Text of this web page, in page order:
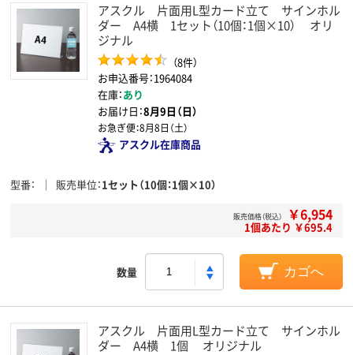
アスクル 片面用L型カード立て サインホル
ダー A4横 1セット（10個：1個×10） オリ
ジナル
（8件）
お申込番号：1964084
在庫：あり
お届け日：8月9日（日）
お急ぎ便：8月8日（土）
アスクル在庫商品
型番 販売単位 1セット（10個：1個×10）
販売価格（税込） ￥6,954
1個あたり ￥695.4
数量 カゴへ
アスクル 片面用L型カード立て サインホル
ダー A4横 1個 オリジナル